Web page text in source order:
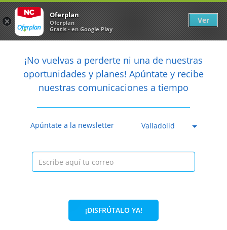

Caducada
Anterior
69% 55€ 16,99€
arrow_back Newsletter
¡No vuelvas a perderte ni una de nuestras
oportunidades y planes! Apúntate y recibe
nuestras comunicaciones a tiempo
Apúntate a la newsletter Valladolid
¡DISFRÚTALO YA!
×
Oferplan
Oferplan
Gratis - en Google Play
Ver